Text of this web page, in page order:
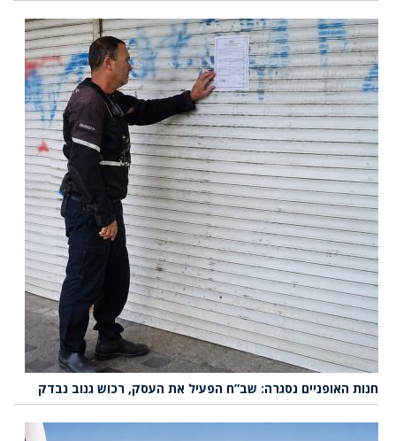
חנות האופניים נסגרה: שב”ח הפעיל את העסק, רכוש גנוב נבדק